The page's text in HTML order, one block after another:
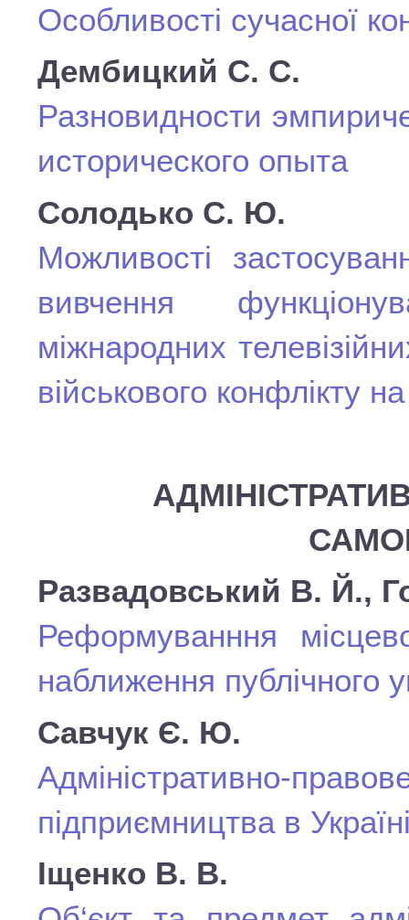
Oсобливості сучасної
Дембицкий С. С.
Разновидности
исторического опыта
Солодько С. Ю.
Можливості
вивчення
міжнародних
військового конфлікту
Развадовський В. Й.,
Реформуванння
наближення публічного
Савчук Є. Ю.
Адміністративно-
підприємництва в
Іщенко В. В.